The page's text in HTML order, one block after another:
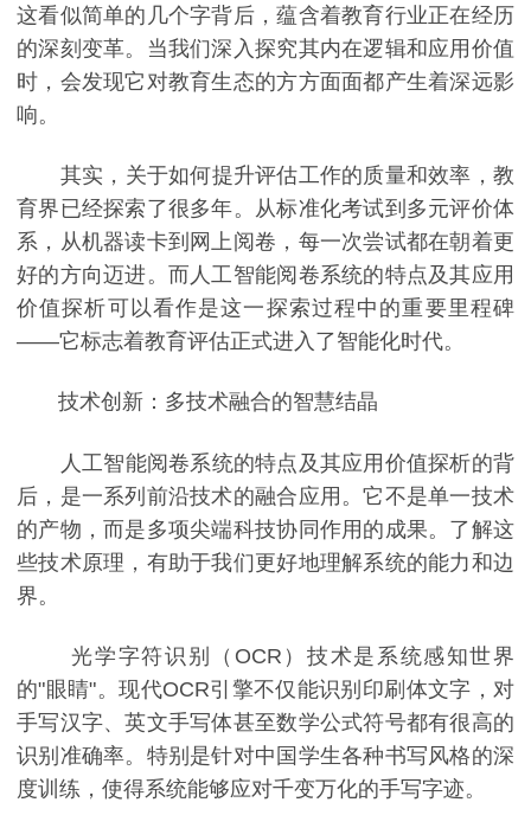
这看似简单的几个字背后，蕴含着教育行业正在经历
的深刻变革。当我们深入探究其内在逻辑和应用价值
时，会发现它对教育生态的方方面面都产生着深远影
响。
其实，关于如何提升评估工作的质量和效率，教
育界已经探索了很多年。从标准化考试到多元评价体
系，从机器读卡到网上阅卷，每一次尝试都在朝着更
好的方向迈进。而人工智能阅卷系统的特点及其应用
价值探析可以看作是这一探索过程中的重要里程碑
——它标志着教育评估正式进入了智能化时代。
技术创新：多技术融合的智慧结晶
人工智能阅卷系统的特点及其应用价值探析的背
后，是一系列前沿技术的融合应用。它不是单一技术
的产物，而是多项尖端科技协同作用的成果。了解这
些技术原理，有助于我们更好地理解系统的能力和边
界。
光学字符识别（OCR）技术是系统感知世界
的"眼睛"。现代OCR引擎不仅能识别印刷体文字，对
手写汉字、英文手写体甚至数学公式符号都有很高的
识别准确率。特别是针对中国学生各种书写风格的深
度训练，使得系统能够应对千变万化的手写字迹。